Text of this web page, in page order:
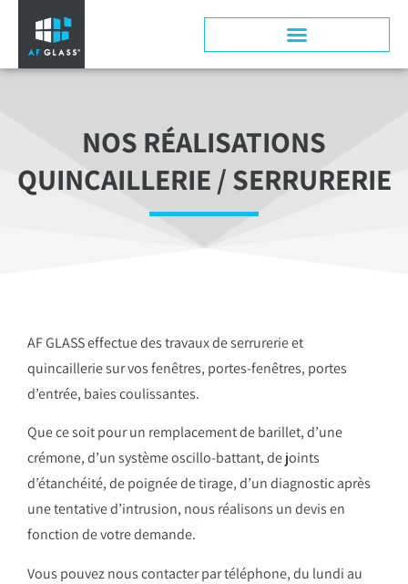
NOS RÉALISATIONS
QUINCAILLERIE / SERRURERIE
AF GLASS effectue des travaux de serrurerie et
quincaillerie sur vos fenêtres, portes-fenêtres, portes
d’entrée, baies coulissantes.
Que ce soit pour un remplacement de barillet, d’une
crémone, d’un système oscillo-battant, de joints
d’étanchéité, de poignée de tirage, d’un diagnostic après
une tentative d’intrusion, nous réalisons un devis en
fonction de votre demande.
Vous pouvez nous contacter par téléphone, du lundi au
Panneau de gestion des cookies